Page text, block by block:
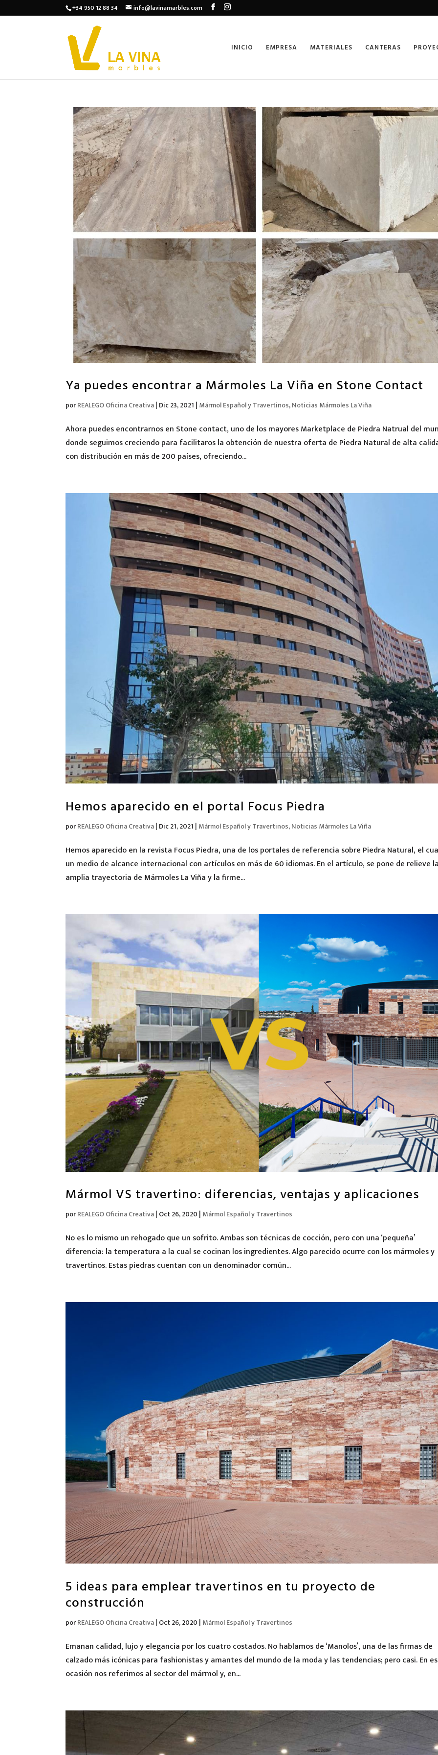
+34 950 12 88 34 info@lavinamarbles.com
INICIO EMPRESA MATERIALES CANTERAS
Ya puedes encontrar a Mármoles La Viña en Stone Contact
porREALEGO Oficina Creativa| Dic 23, 2021 | Mármol Español y Travertinos,Noticias Mármoles La Viña
Ahora puedes encontrarnos en Stone contact, uno de los mayores Marketplace de Piedra Natrual del
donde seguimos creciendo para facilitaros la obtención de nuestra oferta de Piedra Natural de alta
con distribución en más de 200 países, ofreciendo...
Hemos aparecido en el portal Focus Piedra
porREALEGO Oficina Creativa| Dic 21, 2021 | Mármol Español y Travertinos,Noticias Mármoles La Viña
Hemos aparecido en la revista Focus Piedra, una de los portales de referencia sobre Piedra Natural, el
un medio de alcance internacional con artículos en más de 60 idiomas. En el artículo, se pone de relieve
amplia trayectoria de Mármoles La Viña y la firme...
Mármol VS travertino: diferencias, ventajas y aplicaciones
porREALEGO Oficina Creativa| Oct 26, 2020 | Mármol Español y Travertinos
No es lo mismo un rehogado que un sofrito. Ambas son técnicas de cocción, pero con una ‘pequeña’
diferencia: la temperatura a la cual se cocinan los ingredientes. Algo parecido ocurre con los mármoles y
travertinos. Estas piedras cuentan con un denominador común...
5 ideas para emplear travertinos en tu proyecto de
construcción
porREALEGO Oficina Creativa| Oct 26, 2020 | Mármol Español y Travertinos
Emanan calidad, lujo y elegancia por los cuatro costados. No hablamos de ‘Manolos’, una de las firmas de
calzado más icónicas para fashionistas y amantes del mundo de la moda y las tendencias; pero casi. En
ocasión nos referimos al sector del mármol y, en...